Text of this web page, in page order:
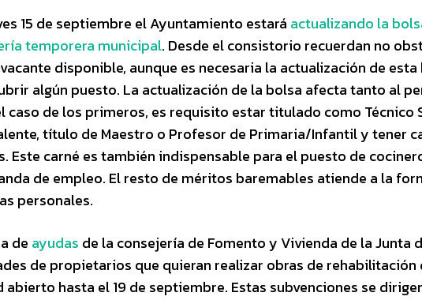
15 de septiembre el Ayuntamiento estará actualizando la
temporera municipal. Desde el consistorio recuerdan no
disponible, aunque es necesaria la actualización de
algún puesto. La actualización de la bolsa afecta tanto al
caso de los primeros, es requisito estar titulado como Técnico
título de Maestro o Profesor de Primaria/Infantil y tener
Este carné es también indispensable para el puesto de
de empleo. El resto de méritos baremables atiende a la
personales.
de ayudas de la consejería de Fomento y Vivienda de la Junta
de propietarios que quieran realizar obras de rehabilitación
hasta el 19 de septiembre. Estas subvenciones se